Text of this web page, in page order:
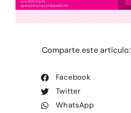
Comparte este artículo:
Facebook
Twitter
WhatsApp